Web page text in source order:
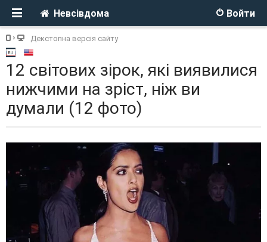
Войти
Невсівдома
Декстопна версія сайту
12 світових зірок, які виявилися
нижчими на зріст, ніж ви
думали (12 фото)